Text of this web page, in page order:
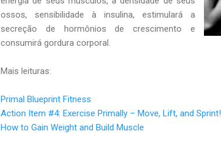
ossos, sensibilidade à insulina, estimulará a
secreção de hormônios de crescimento e
consumirá gordura corporal.
Mais leituras:
Primal Blueprint Fitness
Action Item #4: Exercise Primally – Move, Lift, and Sprint!
How to Gain Weight and Build Muscle